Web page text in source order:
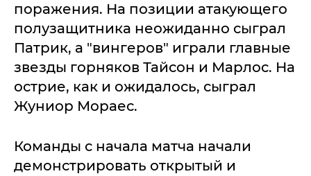
поражения. На позиции атакующего
полузащитника неожиданно сыграл
Патрик, а "вингеров" играли главные
звезды горняков Тайсон и Марлос. На
острие, как и ожидалось, сыграл
Жуниор Мораес.
Команды с начала матча начали
демонстрировать открытый и